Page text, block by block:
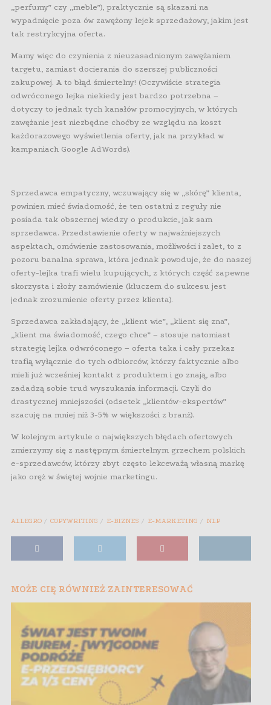
„perfumy” czy „meble”), praktycznie są skazani na
wypadnięcie poza ów zawężony lejek sprzedażowy, jakim jest
tak restrykcyjna oferta.
Mamy więc do czynienia z nieuzasadnionym zawężaniem
targetu, zamiast docierania do szerszej publiczności
zakupowej. A to błąd śmiertelny! (Oczywiście strategia
odwróconego lejka niekiedy jest bardzo potrzebna –
dotyczy to jednak tych kanałów promocyjnych, w których
zawężanie jest niezbędne choćby ze względu na koszt
każdorazowego wyświetlenia oferty, jak na przykład w
kampaniach Google AdWords).
Sprzedawca empatyczny, wczuwający się w „skórę” klienta,
powinien mieć świadomość, że ten ostatni z reguły nie
posiada tak obszernej wiedzy o produkcie, jak sam
sprzedawca. Przedstawienie oferty w najważniejszych
aspektach, omówienie zastosowania, możliwości i zalet, to z
pozoru banalna sprawa, która jednak powoduje, że do naszej
oferty-lejka trafi wielu kupujących, z których część zapewne
skorzysta i złoży zamówienie (kluczem do sukcesu jest
jednak zrozumienie oferty przez klienta).
Sprzedawca zakładający, że „klient wie”, „klient się zna”,
„klient ma świadomość, czego chce” – stosuje natomiast
strategię lejka odwróconego – oferta taka i cały przekaz
trafią wyłącznie do tych odbiorców, którzy faktycznie albo
mieli już wcześniej kontakt z produktem i go znają, albo
zadadzą sobie trud wyszukania informacji. Czyli do
drastycznej mniejszości (odsetek „klientów-ekspertów”
szacuję na mniej niż 3-5% w większości z branż).
W kolejnym artykule o największych błędach ofertowych
zmierzymy się z następnym śmiertelnym grzechem polskich
e-sprzedawców, którzy zbyt często lekceważą własną markę
jako oręż w świętej wojnie marketingu.
ALLEGRO COPYWRITING E-BIZNES E-MARKETING NLP
MOŻE CIĘ RÓWNIEŻ ZAINTERESOWAĆ